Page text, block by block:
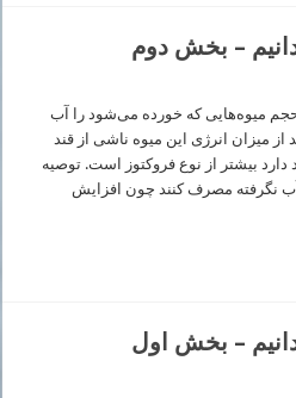
– بخش دوم
میوه‌هایی که خورده می‌شود را آب
ولی ۱۰ تا ۱۵ درصد از میزان انرژی این میوه ناشی از قند
بیشتر از نوع فروکتوز است. توصیه
نگرفته مصرف کنند چون افزایش
– بخش اول